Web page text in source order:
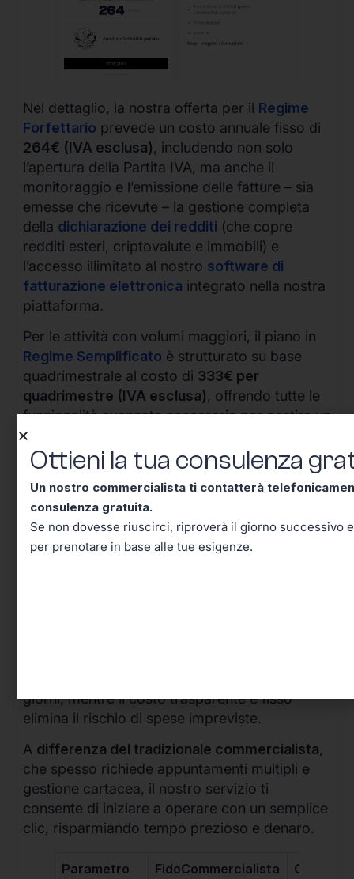
Nel dettaglio, la nostra offerta per il Regime
Forfettario prevede un costo annuale fisso di
264€ (IVA esclusa), includendo non solo
l’apertura della Partita IVA, ma anche il
monitoraggio e l’emissione delle fatture – sia
emesse che ricevute – la gestione completa
della dichiarazione dei redditi (che copre
redditi esteri, criptovalute e immobili) e
l’accesso illimitato al nostro software di
fatturazione elettronica integrato nella nostra
piattaforma.
Per le attività con volumi maggiori, il piano in
Regime Semplificato è strutturato su base
quadrimestrale al costo di 333€ per
quadrimestre (IVA esclusa), offrendo tutte le
funzionalità avanzate necessarie per gestire un
business in crescita.
giorni, mentre il costo trasparente e fisso
elimina il rischio di spese impreviste.
A differenza del tradizionale commercialista,
che spesso richiede appuntamenti multipli e
gestione cartacea, il nostro servizio ti
consente di iniziare a operare con un semplice
clic, risparmiando tempo prezioso e denaro.
Parametro
FidoCommercialista
Ottieni la tua consulenza
Un nostro commercialista ti contatterà
consulenza gratuita.
Se non dovesse riuscirci, riproverà il giorno successivo
per prenotare in base alle tue esigenze.